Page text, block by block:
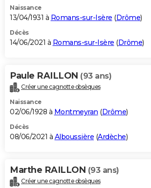
Naissance
13/04/1931 à Romans-sur-Isère (Drôme)
Décès
14/06/2021 à Romans-sur-Isère (Drôme)
Paule RAILLON (93 ans)
Créer une cagnotte obsèques
Naissance
02/06/1928 à Montmeyran (Drôme)
Décès
08/06/2021 à Alboussière (Ardèche)
Marthe RAILLON (93 ans)
Créer une cagnotte obsèques